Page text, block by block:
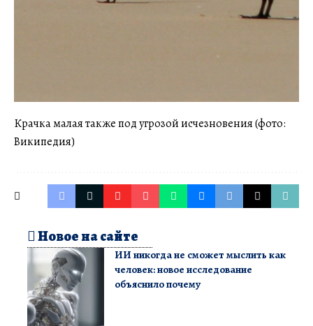
Крачка малая также под угрозой исчезновения (фото:
Википедия)
Новое на сайте
ИИ никогда не сможет мыслить как
человек: новое исследование
объяснило почему